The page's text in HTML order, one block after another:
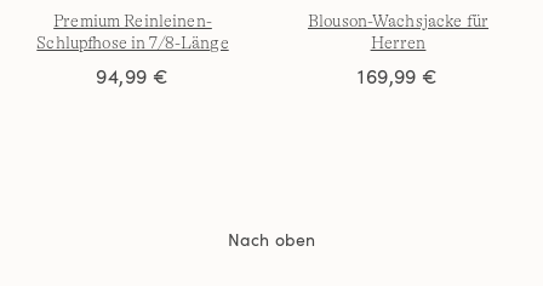
Premium Reinleinen-
Schlupfhose in 7/8-Länge
94,99 €
Blouson-Wachsjacke für
Herren
169,99 €
Nach oben